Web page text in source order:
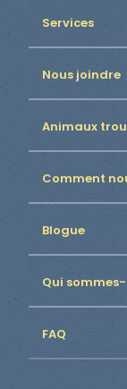
Services
Nous joindre
Animaux
Comment
Blogue
Qui
FAQ